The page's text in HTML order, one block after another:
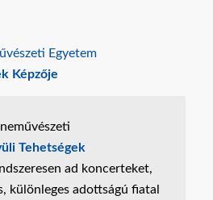
Egyetem
Képzője
Tehetségek
ad koncerteket,
különleges adottságú fiatal